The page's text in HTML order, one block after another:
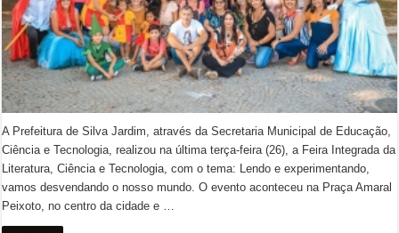
A Prefeitura de Silva Jardim, através da Secretaria Municipal de Educação,
Ciência e Tecnologia, realizou na última terça-feira (26), a Feira Integrada da
Literatura, Ciência e Tecnologia, com o tema: Lendo e experimentando,
vamos desvendando o nosso mundo. O evento aconteceu na Praça Amaral
Peixoto, no centro da cidade e …